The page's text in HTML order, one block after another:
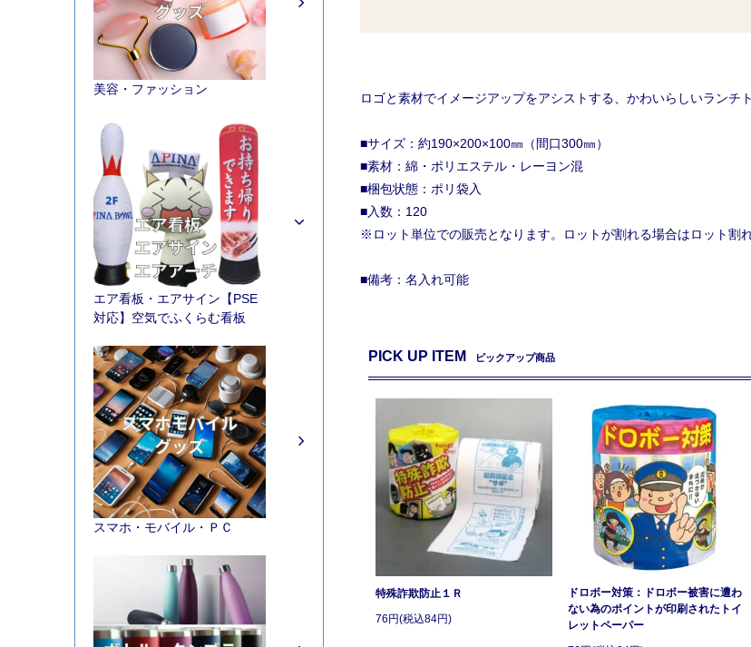
ロゴと素材でイメージアップをアシストする、かわいらしいランチト
■サイズ：約190×200×100㎜（間口300㎜）
■素材：綿・ポリエステル・レーヨン混
■梱包状態：ポリ袋入
■入数：120
※ロット単位での販売となります。ロットが割れる場合はロット割
■備考：名入れ可能
PICK UP ITEM ピックアップ商品
特殊詐欺防止１Ｒ
76円(税込84円)
ドロボー対策：ドロボー被害に遭わ
ない為のポイントが印刷されたトイ
レットペーパー
美容・ファッション
エア看板・エアサイン【PSE
対応】空気でふくらむ看板
スマホ・モバイル・ＰＣ